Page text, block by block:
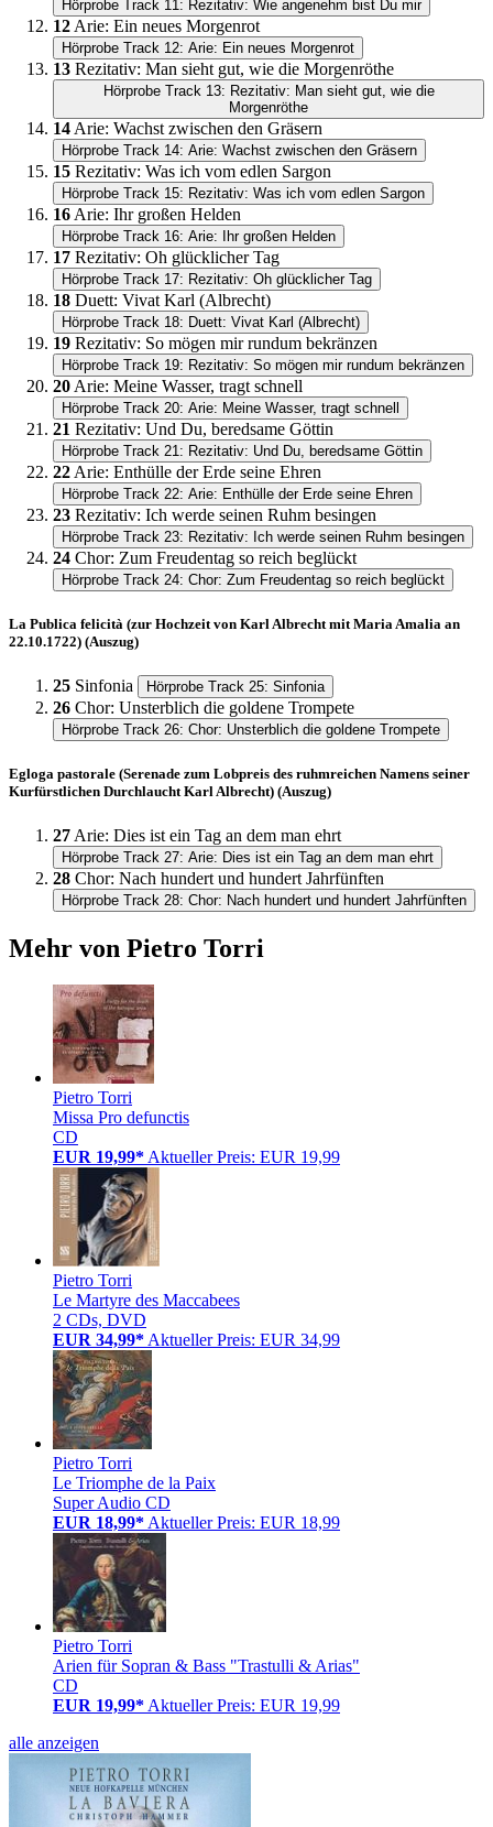
Hörprobe Track 11: Rezitativ: Wie angenehm bist Du mir
12 Arie: Ein neues Morgenrot
Hörprobe Track 12: Arie: Ein neues Morgenrot
13 Rezitativ: Man sieht gut, wie die Morgenröthe
Hörprobe Track 13: Rezitativ: Man sieht gut, wie die
Morgenröthe
14 Arie: Wachst zwischen den Gräsern
Hörprobe Track 14: Arie: Wachst zwischen den Gräsern
15 Rezitativ: Was ich vom edlen Sargon
Hörprobe Track 15: Rezitativ: Was ich vom edlen Sargon
16 Arie: Ihr großen Helden
Hörprobe Track 16: Arie: Ihr großen Helden
17 Rezitativ: Oh glücklicher Tag
Hörprobe Track 17: Rezitativ: Oh glücklicher Tag
18 Duett: Vivat Karl (Albrecht)
Hörprobe Track 18: Duett: Vivat Karl (Albrecht)
19 Rezitativ: So mögen mir rundum bekränzen
Hörprobe Track 19: Rezitativ: So mögen mir rundum bekränzen
20 Arie: Meine Wasser, tragt schnell
Hörprobe Track 20: Arie: Meine Wasser, tragt schnell
21 Rezitativ: Und Du, beredsame Göttin
Hörprobe Track 21: Rezitativ: Und Du, beredsame Göttin
22 Arie: Enthülle der Erde seine Ehren
Hörprobe Track 22: Arie: Enthülle der Erde seine Ehren
23 Rezitativ: Ich werde seinen Ruhm besingen
Hörprobe Track 23: Rezitativ: Ich werde seinen Ruhm besingen
24 Chor: Zum Freudentag so reich beglückt
Hörprobe Track 24: Chor: Zum Freudentag so reich beglückt
La Publica felicità (zur Hochzeit von Karl Albrecht mit Maria Amalia an
22.10.1722) (Auszug)
25 Sinfonia Hörprobe Track 25: Sinfonia
26 Chor: Unsterblich die goldene Trompete
Hörprobe Track 26: Chor: Unsterblich die goldene Trompete
Egloga pastorale (Serenade zum Lobpreis des ruhmreichen Namens seiner
Kurfürstlichen Durchlaucht Karl Albrecht) (Auszug)
27 Arie: Dies ist ein Tag an dem man ehrt
Hörprobe Track 27: Arie: Dies ist ein Tag an dem man ehrt
28 Chor: Nach hundert und hundert Jahrfünften
Hörprobe Track 28: Chor: Nach hundert und hundert Jahrfünften
Mehr von Pietro Torri
Pietro Torri
Missa Pro defunctis
CD
EUR 19,99*Aktueller Preis: EUR 19,99
Pietro Torri
Le Martyre des Maccabees
2 CDs, DVD
EUR 34,99*Aktueller Preis: EUR 34,99
Pietro Torri
Le Triomphe de la Paix
Super Audio CD
EUR 18,99*Aktueller Preis: EUR 18,99
Pietro Torri
Arien für Sopran & Bass "Trastulli & Arias"
CD
EUR 19,99*Aktueller Preis: EUR 19,99
alle anzeigen